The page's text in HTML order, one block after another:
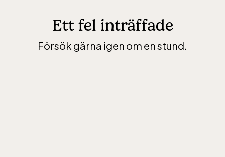
Ett fel inträffade
Försök gärna igen om en stund.